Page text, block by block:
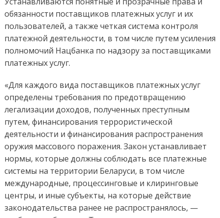
обязанности поставщиков платежных услуг и их
пользователей, а также четкая система контроля
платежной деятельности, в том числе путем усиления
полномочий Нацбанка по надзору за поставщиками
платежных услуг.
«Для каждого вида поставщиков платежных услуг
определены требования по предотвращению
легализации доходов, полученных преступным
путем, финансирования террористической
деятельности и финансирования распространения
оружия массового поражения. Закон устанавливает
нормы, которые должны соблюдать все платежные
системы на территории Беларуси, в том числе
международные, процессинговые и клиринговые
центры, и иные субъекты, на которые действие
законодательства ранее не распространялось, —